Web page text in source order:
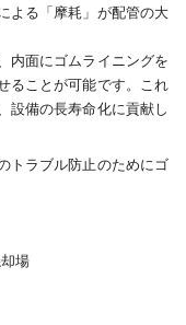
よる「摩耗」が配管の大
内面にゴムライニングを
ることが可能です。これ
設備の長寿命化に貢献し
トラブル防止のためにゴ
場